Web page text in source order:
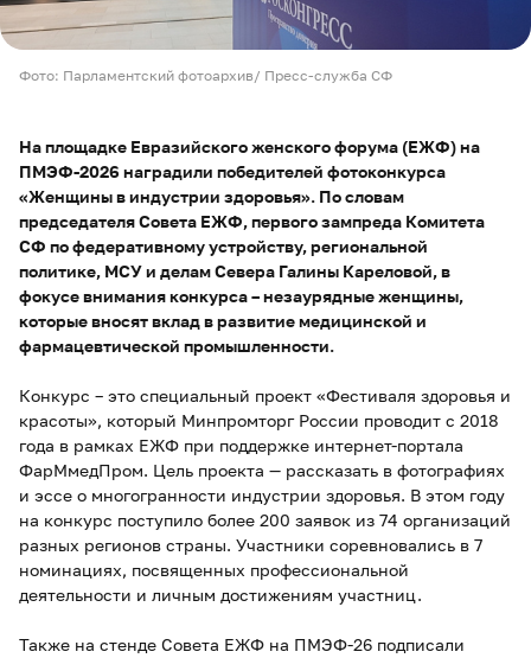
Фото: Парламентский фотоархив/ Пресс-служба СФ
На площадке Евразийского женского форума (ЕЖФ) на
ПМЭФ-2026 наградили победителей фотоконкурса
«Женщины в индустрии здоровья». По словам
председателя Совета ЕЖФ, первого зампреда Комитета
СФ по федеративному устройству, региональной
политике, МСУ и делам Севера Галины Кареловой, в
фокусе внимания конкурса – незаурядные женщины,
которые вносят вклад в развитие медицинской и
фармацевтической промышленности.
Конкурс – это специальный проект «Фестиваля здоровья и
красоты», который Минпромторг России проводит с 2018
года в рамках ЕЖФ при поддержке интернет-портала
ФарМмедПром. Цель проекта — рассказать в фотографиях
и эссе о многогранности индустрии здоровья. В этом году
на конкурс поступило более 200 заявок из 74 организаций
разных регионов страны. Участники соревновались в 7
номинациях, посвященных профессиональной
деятельности и личным достижениям участниц.
Также на стенде Совета ЕЖФ на ПМЭФ-26 подписали